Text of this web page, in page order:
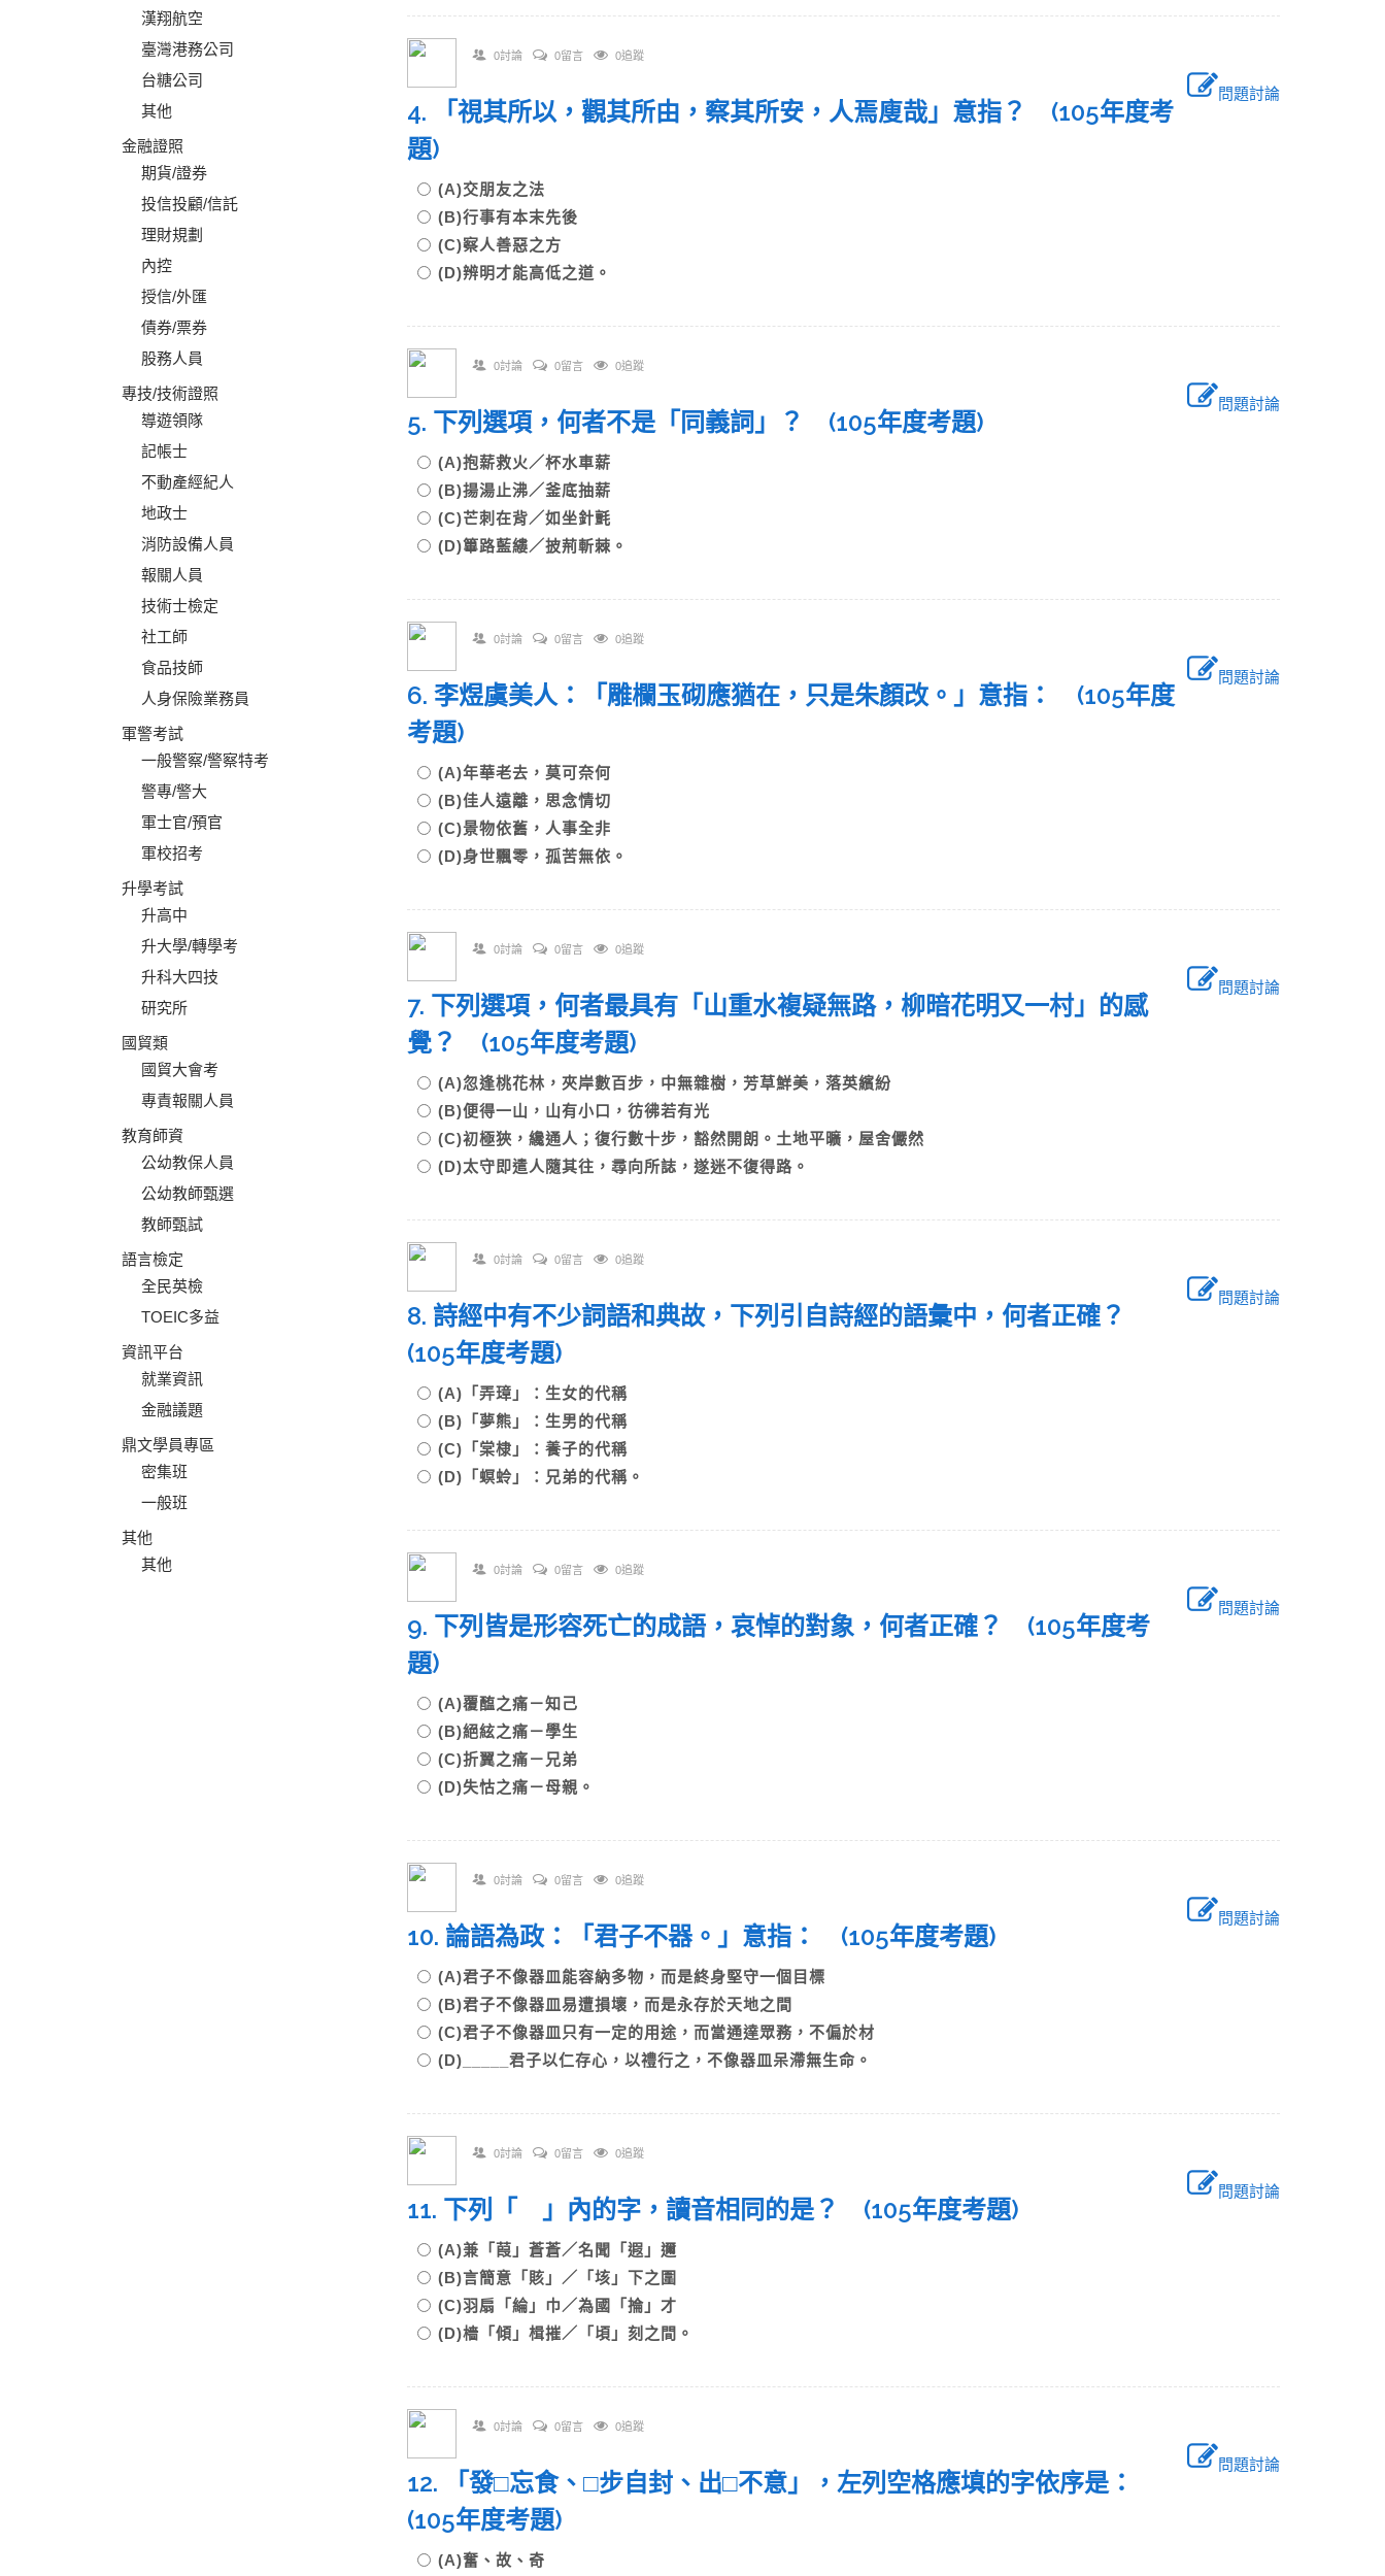
漢翔航空
臺灣港務公司
台糖公司
其他
金融證照
期貨/證券
投信投顧/信託
理財規劃
內控
授信/外匯
債券/票券
股務人員
專技/技術證照
導遊領隊
記帳士
不動產經紀人
地政士
消防設備人員
報關人員
技術士檢定
社工師
食品技師
人身保險業務員
軍警考試
一般警察/警察特考
警專/警大
軍士官/預官
軍校招考
升學考試
升高中
升大學/轉學考
升科大四技
研究所
國貿類
國貿大會考
專責報關人員
教育師資
公幼教保人員
公幼教師甄選
教師甄試
語言檢定
全民英檢
TOEIC多益
資訊平台
就業資訊
金融議題
鼎文學員專區
密集班
一般班
其他
其他
0討論 0留言 0追蹤
問題討論
4. 「視其所以，觀其所由，察其所安，人焉廋哉」意指？ (105年度考
題)
(A)交朋友之法
(B)行事有本末先後
(C)察人善惡之方
(D)辨明才能高低之道。
0討論 0留言 0追蹤
問題討論
5. 下列選項，何者不是「同義詞」？ (105年度考題)
(A)抱薪救火／杯水車薪
(B)揚湯止沸／釜底抽薪
(C)芒刺在背／如坐針氈
(D)篳路藍縷／披荊斬棘。
0討論 0留言 0追蹤
問題討論
6. 李煜虞美人：「雕欄玉砌應猶在，只是朱顏改。」意指： (105年度
考題)
(A)年華老去，莫可奈何
(B)佳人遠離，思念情切
(C)景物依舊，人事全非
(D)身世飄零，孤苦無依。
0討論 0留言 0追蹤
問題討論
7. 下列選項，何者最具有「山重水複疑無路，柳暗花明又一村」的感
覺？ (105年度考題)
(A)忽逢桃花林，夾岸數百步，中無雜樹，芳草鮮美，落英繽紛
(B)便得一山，山有小口，彷彿若有光
(C)初極狹，纔通人；復行數十步，豁然開朗。土地平曠，屋舍儼然
(D)太守即遣人隨其往，尋向所誌，遂迷不復得路。
0討論 0留言 0追蹤
問題討論
8. 詩經中有不少詞語和典故，下列引自詩經的語彙中，何者正確？
(105年度考題)
(A)「弄璋」：生女的代稱
(B)「夢熊」：生男的代稱
(C)「棠棣」：養子的代稱
(D)「螟蛉」：兄弟的代稱。
0討論 0留言 0追蹤
問題討論
9. 下列皆是形容死亡的成語，哀悼的對象，何者正確？ (105年度考
題)
(A)覆醢之痛－知己
(B)絕絃之痛－學生
(C)折翼之痛－兄弟
(D)失怙之痛－母親。
0討論 0留言 0追蹤
問題討論
10. 論語為政：「君子不器。」意指： (105年度考題)
(A)君子不像器皿能容納多物，而是終身堅守一個目標
(B)君子不像器皿易遭損壞，而是永存於天地之間
(C)君子不像器皿只有一定的用途，而當通達眾務，不偏於材
(D)_____君子以仁存心，以禮行之，不像器皿呆滯無生命。
0討論 0留言 0追蹤
問題討論
11. 下列「 」內的字，讀音相同的是？ (105年度考題)
(A)兼「葭」蒼蒼／名聞「遐」邇
(B)言簡意「賅」／「垓」下之圍
(C)羽扇「綸」巾／為國「掄」才
(D)檣「傾」楫摧／「頃」刻之間。
0討論 0留言 0追蹤
問題討論
12. 「發□忘食、□步自封、出□不意」，左列空格應填的字依序是：
(105年度考題)
(A)奮、故、奇